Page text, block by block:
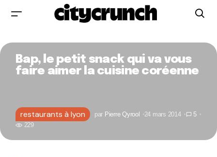
Bap, le petit snack qui va vous
faire aimer la cuisine coréenne
restaurants à lyon par Pierre Qyrool 24 mars 2014
5
229